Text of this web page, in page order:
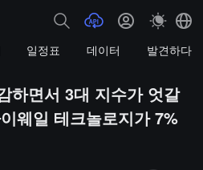
일정표 데이터 발견하다
하면서 3대 지수가 엇갈
웨일 테크놀로지가 7%